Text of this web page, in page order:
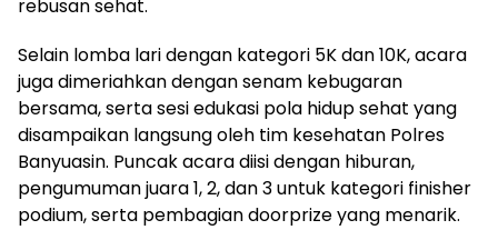
rebusan sehat.
Selain lomba lari dengan kategori 5K dan 10K, acara
juga dimeriahkan dengan senam kebugaran
bersama, serta sesi edukasi pola hidup sehat yang
disampaikan langsung oleh tim kesehatan Polres
Banyuasin. Puncak acara diisi dengan hiburan,
pengumuman juara 1, 2, dan 3 untuk kategori finisher
podium, serta pembagian doorprize yang menarik.